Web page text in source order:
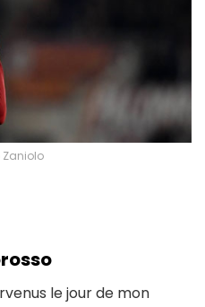
Zaniolo
le jour de mon